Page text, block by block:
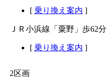
[ 乗り換え案内 ]
ＪＲ小浜線「粟野」歩62分
[ 乗り換え案内 ]
2区画